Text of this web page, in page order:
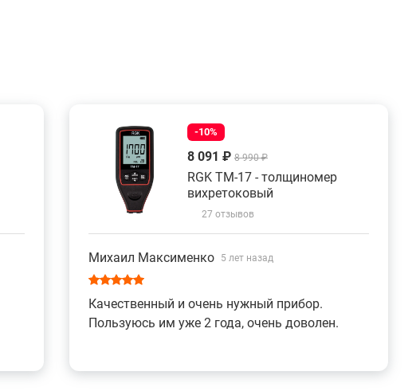
-10%
8 091 ₽ 8 990 ₽
RGK TM-17 - толщиномер
вихретоковый
27 отзывов
Михаил Максименко 5 лет назад
Качественный и очень нужный прибор.
Пользуюсь им уже 2 года, очень доволен.